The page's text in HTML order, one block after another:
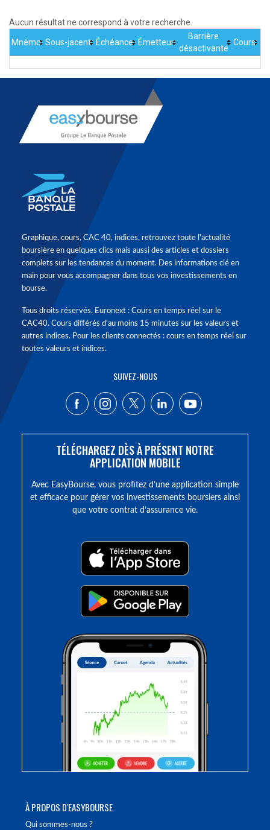
Aucun résultat ne correspond à votre recherche.
Mnémo Sous-jacent Échéance Émetteur
Barrière
désactivante
Cours
À PROPOS D'EASYBOURSE
Qui sommes-nous ?
Graphique, cours, CAC 40, indices, retrouvez toute l'actualité
boursière en quelques clics mais aussi des articles et dossiers
complets sur les tendances du moment. Des informations clé en
main pour vous accompagner dans tous vos investissements en
bourse.
Tous droits réservés. Euronext : Cours en temps réel sur le
CAC40. Cours différés d'au moins 15 minutes sur les valeurs et
autres indices. Pour les clients connectés : cours en temps réel sur
toutes valeurs et indices.
SUIVEZ-NOUS
TÉLÉCHARGEZ DÈS À PRÉSENT NOTRE
APPLICATION MOBILE
Avec EasyBourse, vous profitez d’une application simple
et efficace pour gérer vos investissements boursiers ainsi
que votre contrat d’assurance vie.